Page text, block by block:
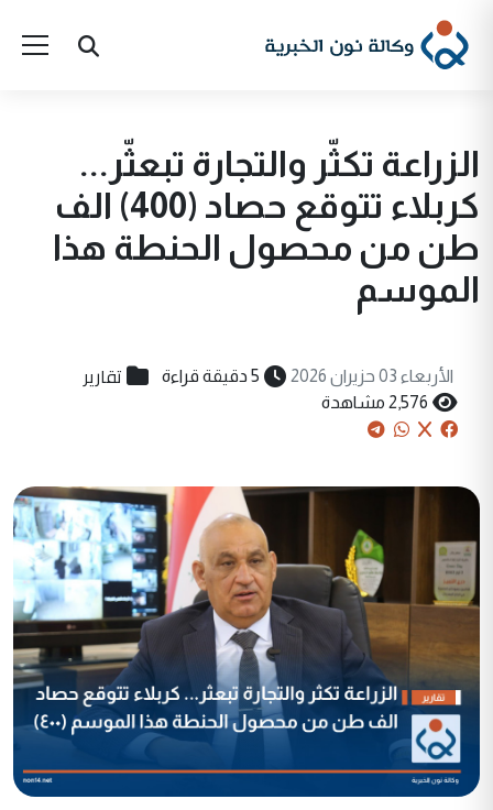
الزراعة تكثّر والتجارة تبعثّر...
كربلاء تتوقع حصاد (400) الف
طن من محصول الحنطة هذا
الموسم
الأربعاء 03 حزيران 2026 5 دقيقة قراءة تقارير
2,576 مشاهدة